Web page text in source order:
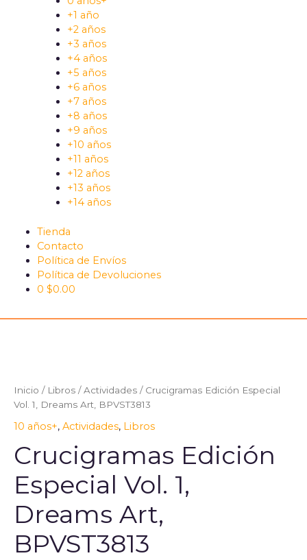
+1 año
+2 años
+3 años
+4 años
+5 años
+6 años
+7 años
+8 años
+9 años
+10 años
+11 años
+12 años
+13 años
+14 años
Tienda
Contacto
Política de Envíos
Política de Devoluciones
0 $0.00
Inicio / Libros /Actividades / Crucigramas Edición Especial
Vol. 1, Dreams Art, BPVST3813
10 años+, Actividades, Libros
Crucigramas Edición
Especial Vol. 1,
Dreams Art,
BPVST3813